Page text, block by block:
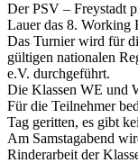
Der PSV – Freystadt
Lauer das 8. Working
Das Turnier wird für
gültigen nationalen
e.V. durchgeführt.
Die Klassen WE und
Für die Teilnehmer
Tag geritten, es gibt
Am Samstagabend
Rinderarbeit der